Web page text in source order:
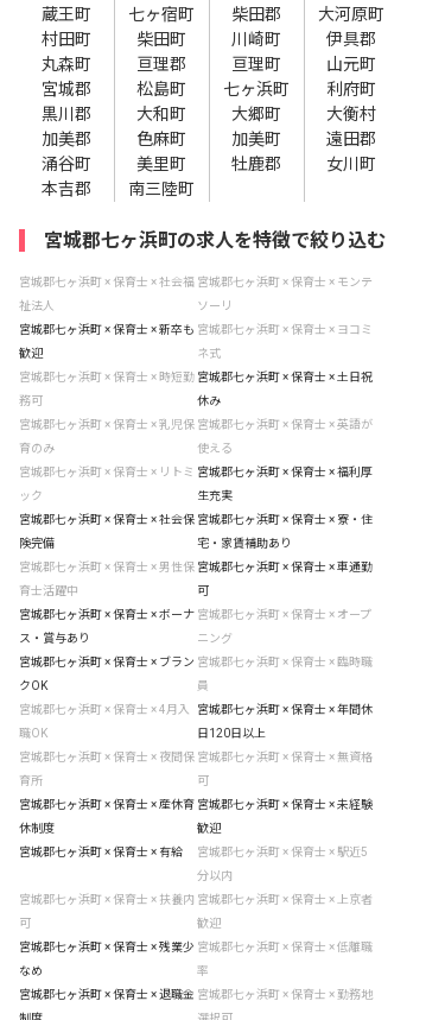
蔵王町
七ヶ宿町 柴田郡
大河原町
村田町
柴田町 川崎町
伊具郡
丸森町
亘理郡 亘理町
山元町
宮城郡
松島町 七ヶ浜町
利府町
黒川郡
大和町 大郷町
大衡村
加美郡
色麻町 加美町
遠田郡
涌谷町
美里町 牡鹿郡
女川町
本吉郡
南三陸町
宮城郡七ヶ浜町の求人を特徴で絞り込む
宮城郡七ヶ浜町 × 保育士 × 社会福
祉法人
宮城郡七ヶ浜町 × 保育士 × モンテ
ソーリ
宮城郡七ヶ浜町 × 保育士 × 新卒も
歓迎
宮城郡七ヶ浜町 × 保育士 × ヨコミ
ネ式
宮城郡七ヶ浜町 × 保育士 × 時短勤
務可
宮城郡七ヶ浜町 × 保育士 × 土日祝
休み
宮城郡七ヶ浜町 × 保育士 × 乳児保
育のみ
宮城郡七ヶ浜町 × 保育士 × 英語が
使える
宮城郡七ヶ浜町 × 保育士 × リトミ
ック
宮城郡七ヶ浜町 × 保育士 × 福利厚
生充実
宮城郡七ヶ浜町 × 保育士 × 社会保
険完備
宮城郡七ヶ浜町 × 保育士 × 寮・住
宅・家賃補助あり
宮城郡七ヶ浜町 × 保育士 × 男性保
育士活躍中
宮城郡七ヶ浜町 × 保育士 × 車通勤
可
宮城郡七ヶ浜町 × 保育士 × ボーナ
ス・賞与あり
宮城郡七ヶ浜町 × 保育士 × オープ
ニング
宮城郡七ヶ浜町 × 保育士 × ブラン
クOK
宮城郡七ヶ浜町 × 保育士 × 臨時職
員
宮城郡七ヶ浜町 × 保育士 × 4月入
職OK
宮城郡七ヶ浜町 × 保育士 × 年間休
日120日以上
宮城郡七ヶ浜町 × 保育士 × 夜間保
育所
宮城郡七ヶ浜町 × 保育士 × 無資格
可
宮城郡七ヶ浜町 × 保育士 × 産休育
休制度
宮城郡七ヶ浜町 × 保育士 × 未経験
歓迎
宮城郡七ヶ浜町 × 保育士 × 有給
宮城郡七ヶ浜町 × 保育士 × 駅近5
分以内
宮城郡七ヶ浜町 × 保育士 × 扶養内
可
宮城郡七ヶ浜町 × 保育士 × 上京者
歓迎
宮城郡七ヶ浜町 × 保育士 × 残業少
なめ
宮城郡七ヶ浜町 × 保育士 × 低離職
率
宮城郡七ヶ浜町 × 保育士 × 退職金 宮城郡七ヶ浜町 × 保育士 × 勤務地